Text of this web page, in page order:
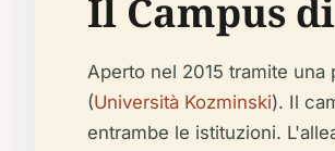
Il Campus
Aperto nel 2015 tramite una
(Università Kozminski). Il
entrambe le istituzioni.